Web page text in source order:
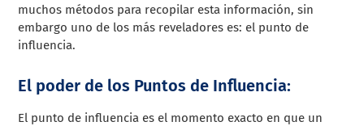
muchos métodos para recopilar esta información, sin
embargo uno de los más reveladores es: el punto de
influencia.
El poder de los Puntos de Influencia:
El punto de influencia es el momento exacto en que un